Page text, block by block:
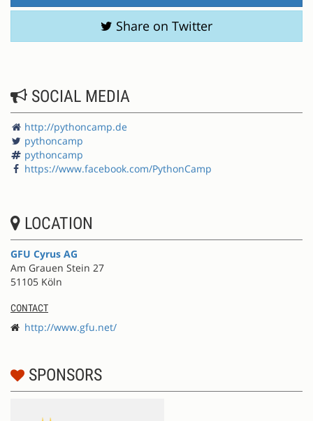
Share on Twitter
SOCIAL MEDIA
http://pythoncamp.de
pythoncamp
pythoncamp
https://www.facebook.com/PythonCamp
LOCATION
GFU Cyrus AG
Am Grauen Stein 27
51105 Köln
CONTACT
http://www.gfu.net/
SPONSORS